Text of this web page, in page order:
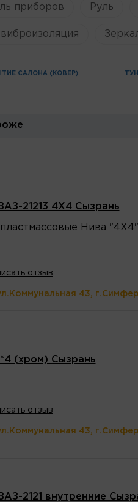
приборов Руль
САЛОНА (КОВЕР)
21213 4X4 Сызрань
Нива
отзыв
43,
(хром) Сызрань
отзыв
43,
2121 внутренние